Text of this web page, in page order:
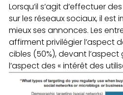
Lorsqu’il s’agit d’effectuer
sur les réseaux sociaux, il
mieux ses annonces. Les
affirment privilégier l’aspect
cibles (50%), devant
l’aspect des « intérêt des